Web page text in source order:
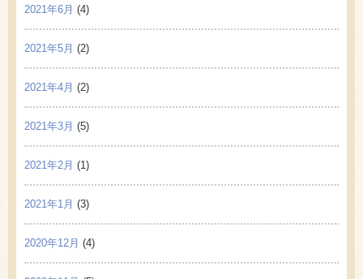
2021年6月 (4)
2021年5月 (2)
2021年4月 (2)
2021年3月 (5)
2021年2月 (1)
2021年1月 (3)
2020年12月 (4)